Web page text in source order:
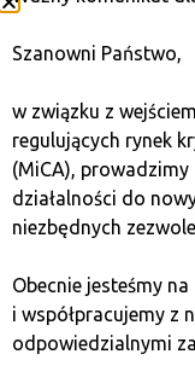
– jak
w
Biura maklerskie,
korporacyjne za
bezpośredniego
wartościowych.
Szanowni Państwo,
w związku z
regulujących rynek
(MiCA),
działalności do
niezbędnych
Obecnie jesteśmy
i współpracujemy z
odpowiedzialnymi